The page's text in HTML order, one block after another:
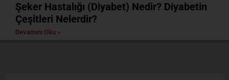
Şeker Hastalığı (Diyabet) Nedir? Diyabetin
Çeşitleri Nelerdir?
Devamını Oku »